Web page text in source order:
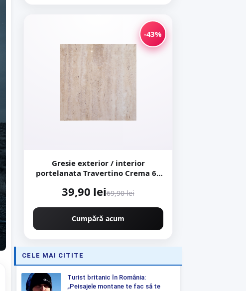
-43%
Gresie exterior / interior
portelanata Travertino Crema 60
piatra naturala
39,90 lei69,90 lei
Cumpără acum
CELE MAI CITITE
Turist britanic în România:
„Peisajele montane te fac să te